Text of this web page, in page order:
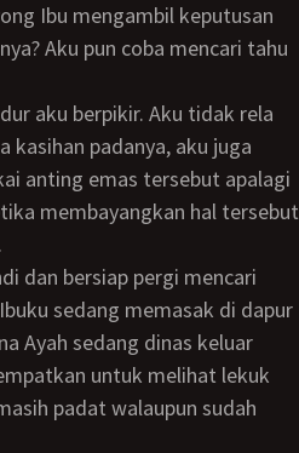
Ibu mengambil keputusan
Aku pun coba mencari tahu
kasihan padanya, aku juga
anting emas tersebut apalagi
membayangkan hal tersebut
sedang memasak di dapur
Ayah sedang dinas keluar
untuk melihat lekuk
padat walaupun sudah